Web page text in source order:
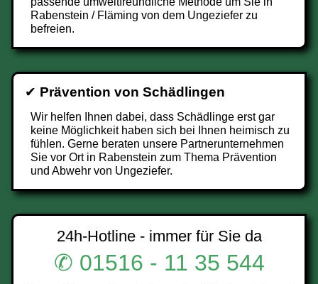
Rabenstein / Fläming von dem Ungeziefer zu
befreien.
✔ Prävention von Schädlingen
Wir helfen Ihnen dabei, dass Schädlinge erst gar
keine Möglichkeit haben sich bei Ihnen heimisch zu
fühlen. Gerne beraten unsere Partnerunternehmen
Sie vor Ort in Rabenstein zum Thema Prävention
und Abwehr von Ungeziefer.
24h-Hotline - immer für Sie da
✆ 01516 - 11 35 544